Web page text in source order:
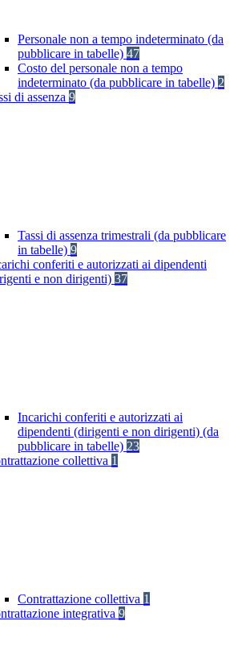
Personale non a tempo indeterminato (da
pubblicare in tabelle) 47
Costo del personale non a tempo
indeterminato (da pubblicare in tabelle) 2
di assenza 9
Tassi di assenza trimestrali (da pubblicare
in tabelle) 9
conferiti e autorizzati ai dipendenti
e non dirigenti) 37
Incarichi conferiti e autorizzati ai
dipendenti (dirigenti e non dirigenti) (da
pubblicare in tabelle) 23
collettiva 1
Contrattazione collettiva 1
integrativa 9